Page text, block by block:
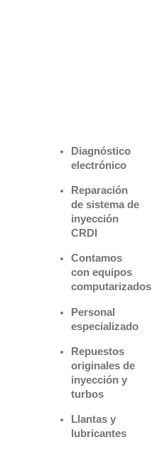
Diagnóstico
electrónico
Reparación
de sistema de
inyección
CRDI
Contamos
con equipos
computarizados
Personal
especializado
Repuestos
originales de
inyección y
turbos
Llantas y
lubricantes